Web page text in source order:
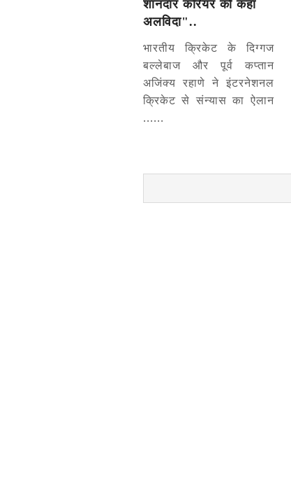
शानदार करियर को कहा
अलविदा"..
भारतीय क्रिकेट के दिग्गज
बल्लेबाज और पूर्व कप्तान
अजिंक्य रहाणे ने इंटरनेशनल
क्रिकेट से संन्यास का ऐलान
......